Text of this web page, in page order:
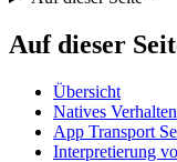
Auf dieser
Übersicht
Natives Verhalten
App Transport
Interpretierung